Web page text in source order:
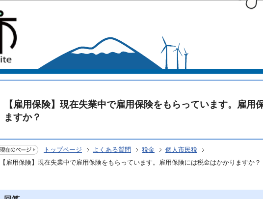
【雇用保険】現在失業中で雇用保険をもらっています。雇用
ますか？
トップページ よくある質問 税金
個人市民税
【雇用保険】現在失業中で雇用保険をもらっています。雇用保険には税金はかかりますか？